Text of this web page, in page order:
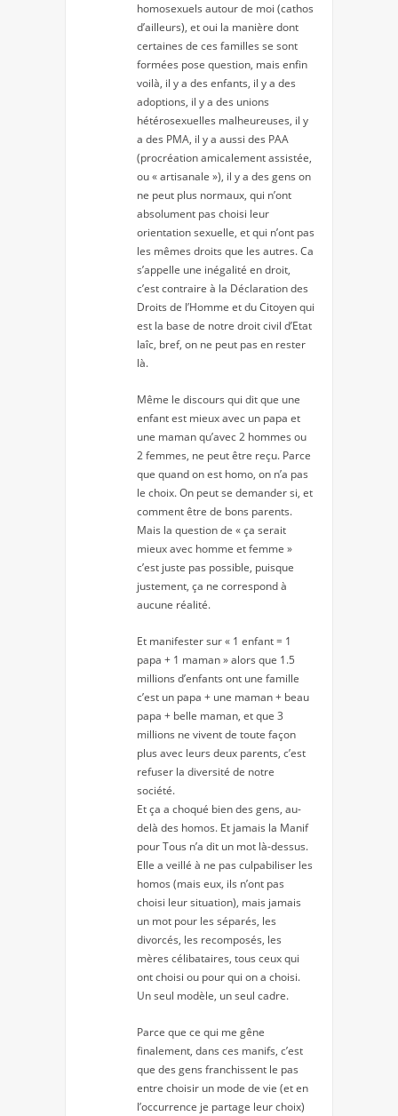
homosexuels autour de moi (cathos
d’ailleurs), et oui la manière dont
certaines de ces familles se sont
formées pose question, mais enfin
voilà, il y a des enfants, il y a des
adoptions, il y a des unions
hétérosexuelles malheureuses, il y
a des PMA, il y a aussi des PAA
(procréation amicalement assistée,
ou « artisanale »), il y a des gens on
ne peut plus normaux, qui n’ont
absolument pas choisi leur
orientation sexuelle, et qui n’ont pas
les mêmes droits que les autres. Ca
s’appelle une inégalité en droit,
c’est contraire à la Déclaration des
Droits de l’Homme et du Citoyen qui
est la base de notre droit civil d’Etat
laîc, bref, on ne peut pas en rester
là.
Même le discours qui dit que une
enfant est mieux avec un papa et
une maman qu’avec 2 hommes ou
2 femmes, ne peut être reçu. Parce
que quand on est homo, on n’a pas
le choix. On peut se demander si, et
comment être de bons parents.
Mais la question de « ça serait
mieux avec homme et femme »
c’est juste pas possible, puisque
justement, ça ne correspond à
aucune réalité.
Et manifester sur « 1 enfant = 1
papa + 1 maman » alors que 1.5
millions d’enfants ont une famille
c’est un papa + une maman + beau
papa + belle maman, et que 3
millions ne vivent de toute façon
plus avec leurs deux parents, c’est
refuser la diversité de notre
société.
Et ça a choqué bien des gens, au-
delà des homos. Et jamais la Manif
pour Tous n’a dit un mot là-dessus.
Elle a veillé à ne pas culpabiliser les
homos (mais eux, ils n’ont pas
choisi leur situation), mais jamais
un mot pour les séparés, les
divorcés, les recomposés, les
mères célibataires, tous ceux qui
ont choisi ou pour qui on a choisi.
Un seul modèle, un seul cadre.
Parce que ce qui me gêne
finalement, dans ces manifs, c’est
que des gens franchissent le pas
entre choisir un mode de vie (et en
l’occurrence je partage leur choix)